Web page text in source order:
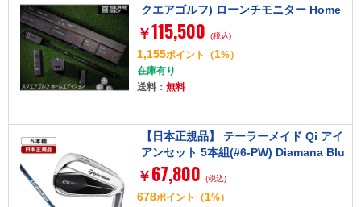
クエアゴルフ) ローンチモニター Home
Edition
￥115,500 (税込)
1,155ポイント （1%）
在庫有り
送料： 無料
【日本正規品】 テーラーメイド Qi アイ
アンセット 5本組(#6-PW) Diamana Blu
e TM60 カーボンシャフト S
￥ 67,800 (税込)
678ポイント （1%）